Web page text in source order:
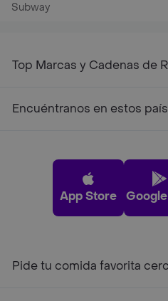
Subway
Top Marcas y Cadenas de
Encuéntranos en estos
App Store
Pide tu comida favorita